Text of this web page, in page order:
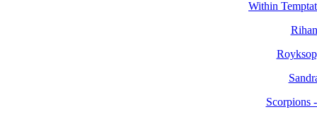
Within
Scorpions